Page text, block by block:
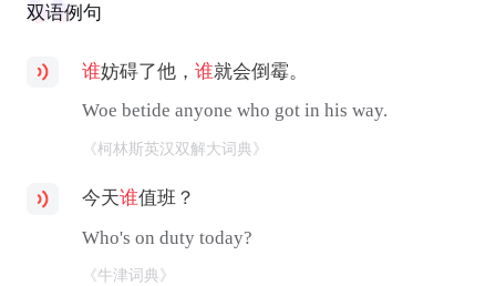
双语例句
谁妨碍了他，谁就会倒霉。
Woe betide anyone who got in his way.
《柯林斯英汉双解大词典》
今天谁值班？
Who's on duty today?
《牛津词典》